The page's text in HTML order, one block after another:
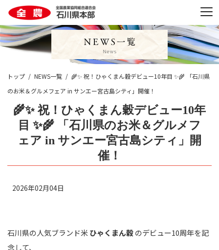
トップ NEWS一覧
🌾✨ 祝！ひゃくまん穀デビュー10年目 ✨🌾 「石川県
のお米＆グルメフェア in サンエー宮古島シティ」開催！
🌾✨ 祝！ひゃくまん穀デビュー10年
目 ✨🌾 「石川県のお米＆グルメフ
ェア in サンエー宮古島シティ」開
催！
2026年02月04日
石川県の人気ブランド米 ひゃくまん穀のデビュー10周年を記
念して、